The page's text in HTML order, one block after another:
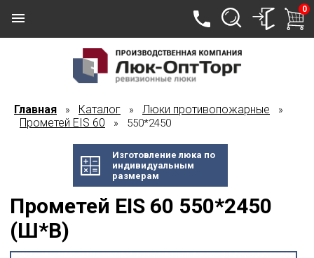
0
Главная » Каталог » Люки противопожарные »
Прометей EIS 60 » 550*2450
Изготовление люка по
индивидуальным
размерам
Прометей EIS 60 550*2450
(Ш*В)